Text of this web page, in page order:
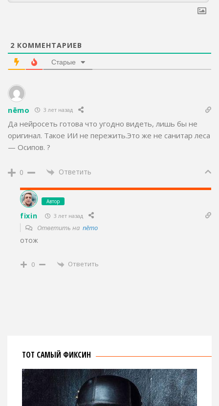
2 КОММЕНТАРИЕВ
Старые
nēmo 3 лет назад
Да нейросеть готова что угодно видеть, лишь бы не
оригинал. Такое ИИ не пережить.Это же не санитар леса
— Осипов. ?
0 Ответить
Автор
fixin 3 лет назад
Ответить на nēmo
отож
0 Ответить
ТОТ САМЫЙ ФИКСИН